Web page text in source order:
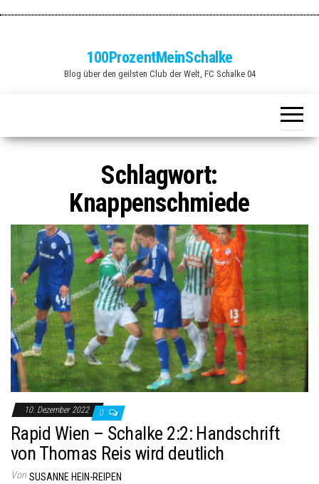
100ProzentMeinSchalke
Blog über den geilsten Club der Welt, FC Schalke 04
Schlagwort:
Knappenschmiede
10. Dezember 2022 0
Rapid Wien – Schalke 2:2: Handschrift
von Thomas Reis wird deutlich
Von SUSANNE HEIN-REIPEN